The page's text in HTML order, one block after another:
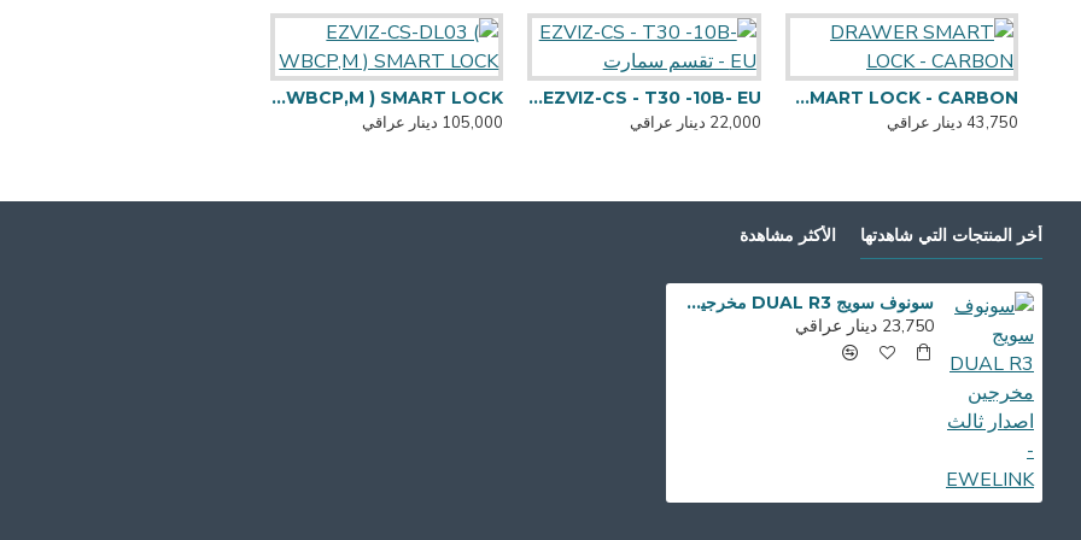
DRAWER SMART LOCK - CARBON
43,750 دينار عراقي
EZVIZ-CS - T30 -10B- EU - تقسم سمارت
22,000 دينار عراقي
EZVIZ-CS-DL03 ( WBCP,M ) SMART LOCK
105,000 دينار عراقي
أخر المنتجات التي شاهدتها الأكثر مشاهدة
سونوف سويج DUAL R3 مخرجين اصدار ثالث - EWELINK
23,750 دينار عراقي